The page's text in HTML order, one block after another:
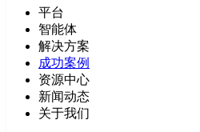
平台
智能体
解决方案
成功案例
资源中心
新闻动态
关于我们